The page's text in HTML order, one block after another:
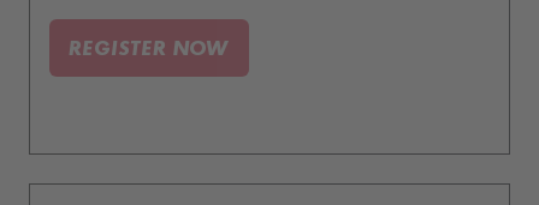
REGISTER NOW